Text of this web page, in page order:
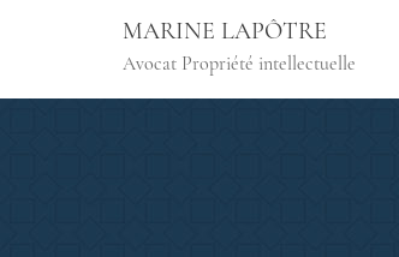
MARINE LAPÔTRE
Avocat Propriété intellectuelle